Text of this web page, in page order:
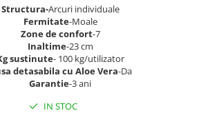
Structura-Arcuri individuale
Fermitate-Moale
Zone de confort-7
Inaltime-23 cm
sustinute- 100 kg/utilizator
detasabila cu Aloe Vera-Da
Garantie-3 ani
IN STOC